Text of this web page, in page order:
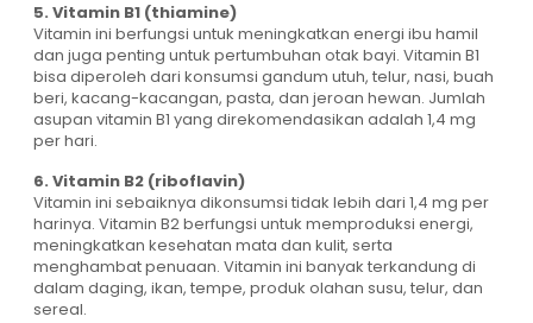
5. Vitamin B1 (thiamine)
Vitamin ini berfungsi untuk meningkatkan energi ibu hamil
dan juga penting untuk pertumbuhan otak bayi. Vitamin B1
bisa diperoleh dari konsumsi gandum utuh, telur, nasi, buah
beri, kacang-kacangan, pasta, dan jeroan hewan. Jumlah
asupan vitamin B1 yang direkomendasikan adalah 1,4 mg
per hari.
6. Vitamin B2 (riboflavin)
Vitamin ini sebaiknya dikonsumsi tidak lebih dari 1,4 mg per
harinya. Vitamin B2 berfungsi untuk memproduksi energi,
meningkatkan kesehatan mata dan kulit, serta
menghambat penuaan. Vitamin ini banyak terkandung di
dalam daging, ikan, tempe, produk olahan susu, telur, dan
sereal.